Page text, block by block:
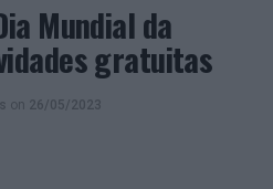
Mundial da
gratuitas
on 26/05/2023